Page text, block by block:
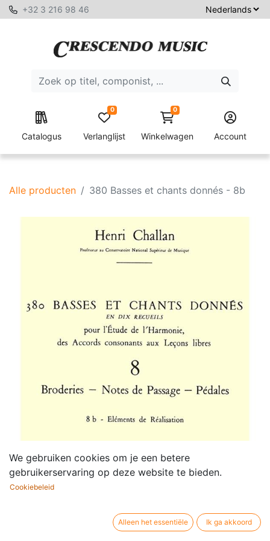
+32 3 216 98 46
Catalogus Verlanglijst
0 0
Winkelwagen Account
Alle producten 380 Basses et chants donnés - 8b
We gebruiken cookies om je een betere
gebruikerservaring op deze website te bieden.
Cookiebeleid
Alleen het essentiële Ik ga akkoord